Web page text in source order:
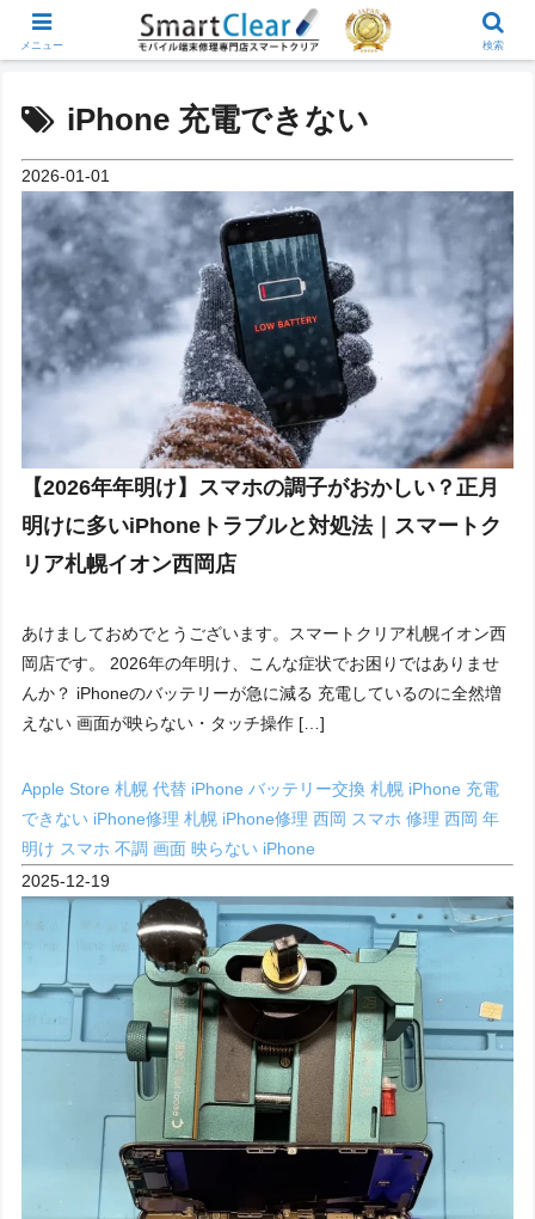
iPhone 充電できない
2026-01-01
【2026年年明け】スマホの調子がおかしい？正月
明けに多いiPhoneトラブルと対処法｜スマートク
リア札幌イオン西岡店
あけましておめでとうございます。スマートクリア札幌イオン西
岡店です。 2026年の年明け、こんな症状でお困りではありませ
んか？ iPhoneのバッテリーが急に減る 充電しているのに全然増
えない 画面が映らない・タッチ操作 […]
Apple Store 札幌 代替 iPhone バッテリー交換 札幌 iPhone 充電
できない iPhone修理 札幌 iPhone修理 西岡 スマホ 修理 西岡年
明け スマホ 不調画面 映らない iPhone
2025-12-19
メニュー 検索